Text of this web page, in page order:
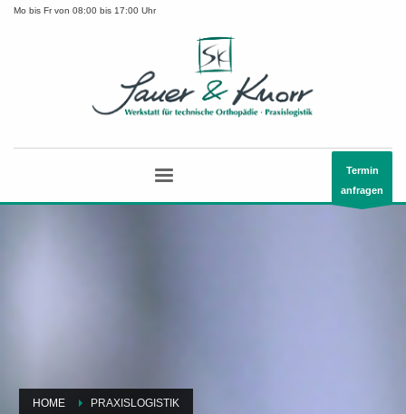
Mo bis Fr von 08:00 bis 17:00 Uhr
Termin
anfragen
HOME PRAXISLOGISTIK